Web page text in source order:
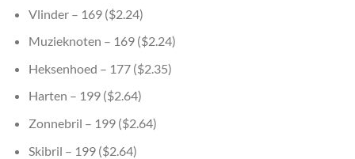
Vlinder – 169 ($2.24)
Muzieknoten – 169 ($2.24)
Heksenhoed – 177 ($2.35)
Harten – 199 ($2.64)
Zonnebril – 199 ($2.64)
Skibril – 199 ($2.64)